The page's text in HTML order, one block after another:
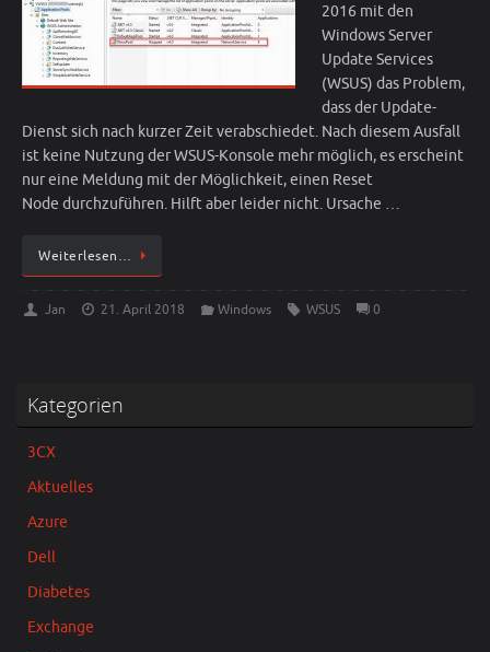
2016 mit den
Windows Server
Update Services
(WSUS) das Problem,
dass der Update-
Dienst sich nach kurzer Zeit verabschiedet. Nach diesem Ausfall
ist keine Nutzung der WSUS-Konsole mehr möglich, es erscheint
nur eine Meldung mit der Möglichkeit, einen Reset
Node durchzuführen. Hilft aber leider nicht. Ursache …
Weiterlesen…
Jan 21. April 2018 Windows WSUS 0
Kategorien
3CX
Aktuelles
Azure
Dell
Diabetes
Exchange